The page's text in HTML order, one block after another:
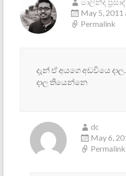
May 5, 2011
Permalink
දැන් ඒ අයගෙ අඩවියෙ
දාල තියෙන්නෙ
dc
May 6,
Permalink